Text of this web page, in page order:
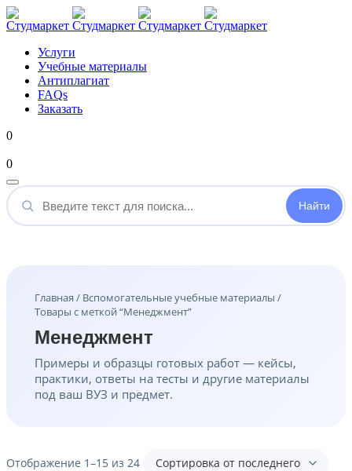
Услуги
Учебные материалы
Антиплагиат
FAQs
Заказать
0
0
Введите
текст
для
Главная / Вспомогательные учебные материалы /
Товары с меткой “Менеджмент”
Менеджмент
Примеры и образцы готовых работ — кейсы,
практики, ответы на тесты и другие материалы
под ваш ВУЗ и предмет.
Отображение 1–15 из 24Сортировка: